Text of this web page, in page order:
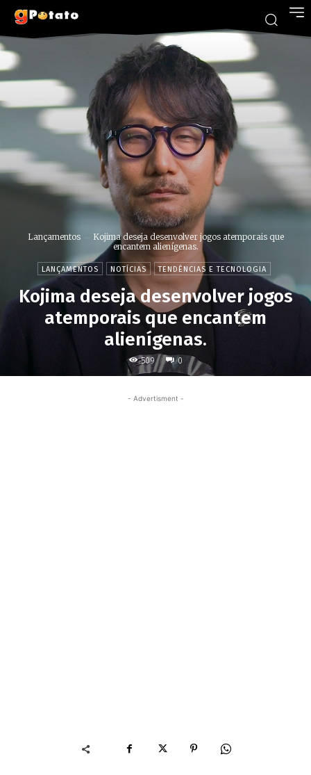
Lançamentos
Kojima deseja desenvolver jogos atemporais que
encantem alienígenas.
LANÇAMENTOS NOTÍCIAS TENDÊNCIAS E TECNOLOGIA
Kojima deseja desenvolver jogos
atemporais que encantem
alienígenas.
509 0
- Advertisment -